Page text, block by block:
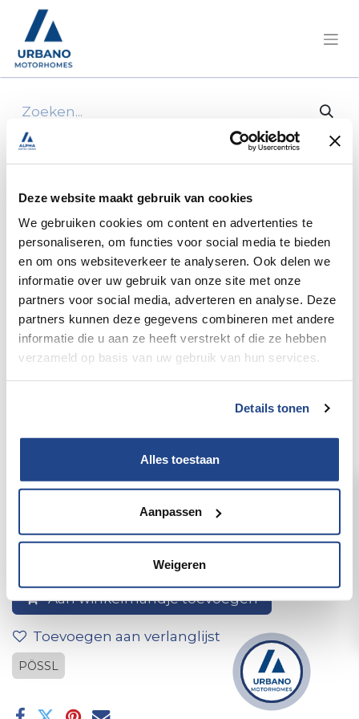
Deze website maakt gebruik van cookies
We gebruiken cookies om content en advertenties te
personaliseren, om functies voor social media te bieden
en om ons websiteverkeer te analyseren. Ook delen we
informatie over uw gebruik van onze site met onze
partners voor social media, adverteren en analyse. Deze
partners kunnen deze gegevens combineren met andere
informatie die u aan ze heeft verstrekt of die ze hebben
verzameld op basis van uw gebruik van hun services.
Details tonen
Alles toestaan
Aanpassen
Weigeren
Alle producten 3-puntsgordel summit 540
3-puntsgordel summit 540
Aan winkelmandje toevoegen
Toevoegen aan verlanglijst
PÖSSL